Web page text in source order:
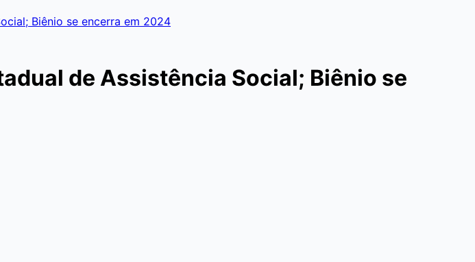
Biênio se encerra em 2024
de Assistência Social; Biênio se